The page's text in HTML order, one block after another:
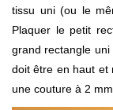
tissu uni (ou le
Plaquer le petit
grand rectangle
doit être en haut et
une couture à 2